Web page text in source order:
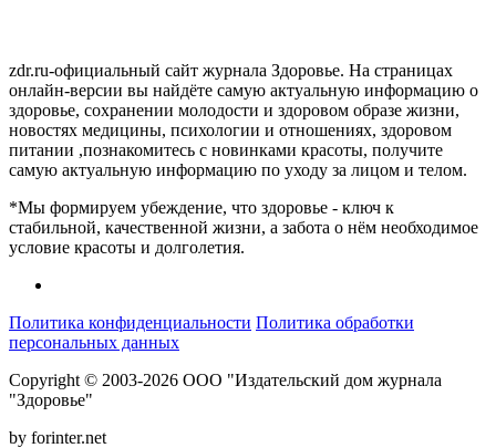
zdr.ru-официальный сайт журнала Здоровье. На страницах
онлайн-версии вы найдёте самую актуальную информацию о
здоровье, сохранении молодости и здоровом образе жизни,
новостях медицины, психологии и отношениях, здоровом
питании ,познакомитесь с новинками красоты, получите
самую актуальную информацию по уходу за лицом и телом.
*Мы формируем убеждение, что здоровье - ключ к
стабильной, качественной жизни, а забота о нём необходимое
условие красоты и долголетия.
Политика конфиденциальности Политика обработки
персональных данных
Copyright © 2003-2026 ООО "Издательский дом журнала
"Здоровье"
by forinter.net